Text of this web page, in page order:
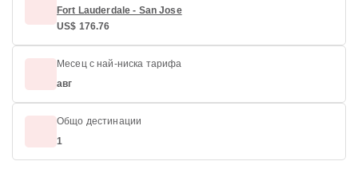
Fort Lauderdale - San Jose
US$ 176.76
Месец с най-ниска тарифа
авг
Общо дестинации
1